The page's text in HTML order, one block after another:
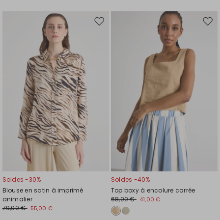
Ajouter
Soldes -30%
Blouse en satin à imprimé
animalier
79,00 € 55,00 €
Soldes -40%
Top boxy à encolure carrée
68,00 € 41,00 €